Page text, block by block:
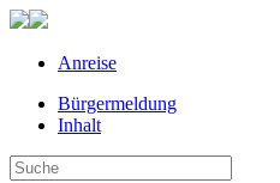
Anreise
Bürgermeldung
Inhalt